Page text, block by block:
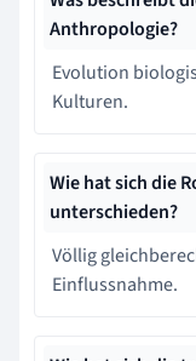
Anthropologie?
Evolution
Kulturen.
Wie hat sich die
unterschieden?
Völlig
Einflussnahme.